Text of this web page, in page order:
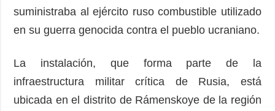
suministraba al ejército ruso combustible utilizado
en su guerra genocida contra el pueblo ucraniano.
La instalación, que forma parte de la
infraestructura militar crítica de Rusia, está
ubicada en el distrito de Rámenskoye de la región